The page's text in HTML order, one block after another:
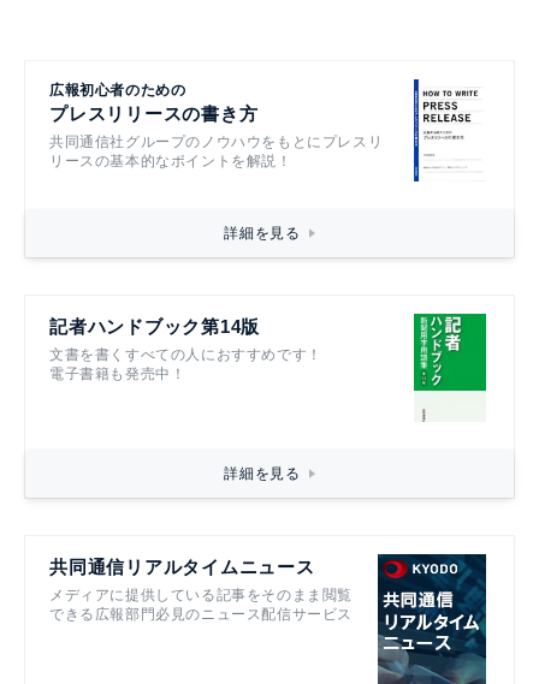
広報初心者のための
プレスリリースの書き方
共同通信社グループのノウハウをもとにプレスリ
リースの基本的なポイントを解説！
詳細を見る
記者ハンドブック第14版
文書を書くすべての人におすすめです！
電子書籍も発売中！
詳細を見る
共同通信リアルタイムニュース
メディアに提供している記事をそのまま閲覧
できる広報部門必見のニュース配信サービス